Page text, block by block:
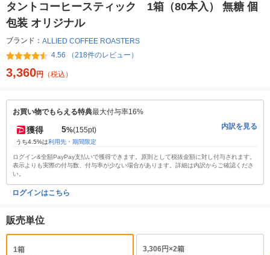
タントコーヒースティック 1箱（80本入） 無糖 個
包装 オリジナル
ブランド： ALLIED COFFEE ROASTERS
4.56 （218件のレビュー）
3,360円 （税込）
お買い物でもらえる特典最大付与率16%
獲得 5%(155pt)
うち4.5%は利用先・期間限定
内訳を見る
ログイン&全額PayPay支払いで獲得できます。原則として税抜金額に対し付与されます。
表示よりも実際の付与数、付与率が少ない場合があります。詳細は内訳からご確認くださ
い。
ログインはこちら
販売単位
1箱
3,306円×2箱